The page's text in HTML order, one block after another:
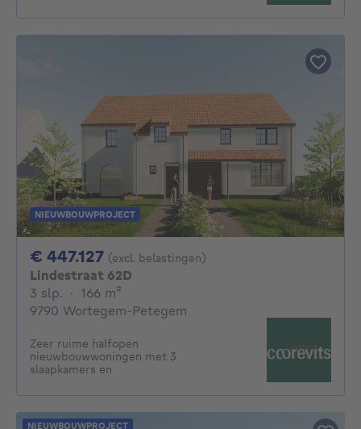
NIEUWBOUWPROJECT
€ 447.127 447127€
(excl. belastingen)
Lindestraat 62D
3 slp. 3 slaapkamers
· 166 m²
9790 Wortegem-Petegem
Zeer ruime halfopen
nieuwbouwwoningen met 3
slaapkamers en
NIEUWBOUWPROJECT